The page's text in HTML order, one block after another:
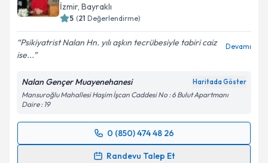
İzmir, Bayraklı
5 (21 Değerlendirme)
Psikiyatrist Nalan Hn. yılı aşkın tecrübesiyle tabiri caiz
ise...
Devamı
Nalan Gençer Muayenehanesi Haritada Göster
Mansuroğlu Mahallesi Haşim İşcan Caddesi No : 6 Bulut Apartmanı
Daire : 19
0 (850) 474 48 26
Randevu Talep Et
Randevu Takvimi Talebi